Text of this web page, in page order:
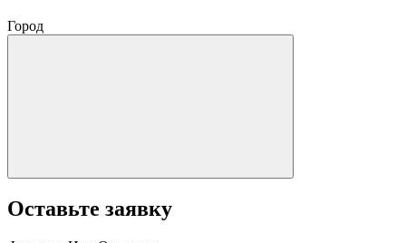
Город
Оставьте заявку